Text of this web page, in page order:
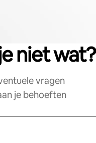
niet wat?
vragen
je behoeften